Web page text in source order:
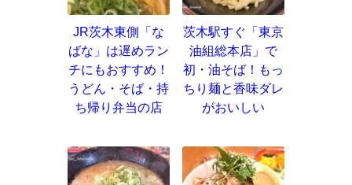
JR茨木東側「な
ばな」は遅めラン
チにもおすすめ！
うどん・そば・持
ち帰り弁当の店
茨木駅すぐ「東京
油組総本店」で
初・油そば！もっ
ちり麺と香味ダレ
がおいしい